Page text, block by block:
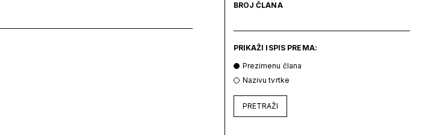
BROJ ČLANA
PRIKAŽI ISPIS PREMA:
Prezimenu člana
Nazivu tvrtke
PRETRAŽI